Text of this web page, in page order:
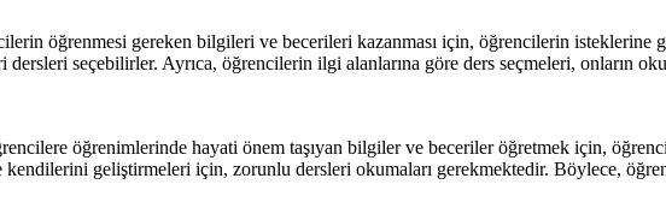
öğrenmesi gereken bilgileri ve becerileri kazanması için, öğrencilerin isteklerine
seçebilirler. Ayrıca, öğrencilerin ilgi alanlarına göre ders seçmeleri, onların
öğrenimlerinde hayati önem taşıyan bilgiler ve beceriler öğretmek için,
kendilerini geliştirmeleri için, zorunlu dersleri okumaları gerekmektedir. Böylece,